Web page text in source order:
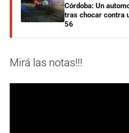
Córdoba: Un
tras chocar contra
56
Mirá las notas!!!